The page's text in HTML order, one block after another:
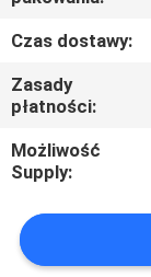
JAKOŚCI
SIĘ
Z
NAMI
Czas dostawy:
Zasady
płatności:
Możliwość
Supply: